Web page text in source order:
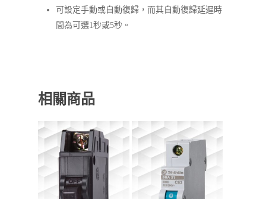
可設定手動或自動復歸，而其自動復歸延遲時
間為可選1秒或5秒。
相關商品